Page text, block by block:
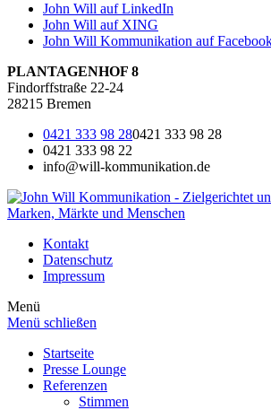
John Will auf LinkedIn
John Will auf XING
John Will Kommunikation auf
PLANTAGENHOF 8
Findorffstraße 22-24
28215 Bremen
0421 333 98 280421 333 98 28
0421 333 98 22
info@will-kommunikation.de
Kontakt
Datenschutz
Impressum
Menü
Menü schließen
Startseite
Presse Lounge
Referenzen
Stimmen